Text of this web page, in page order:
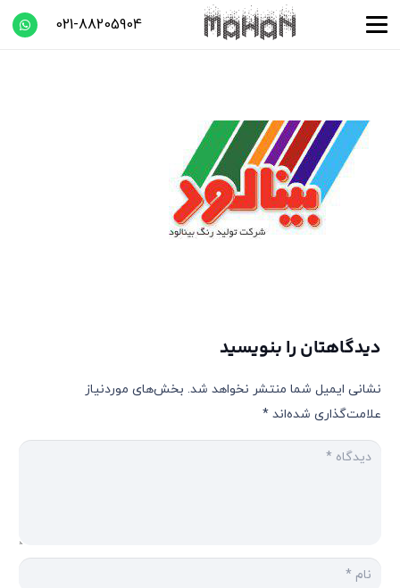
021-88205904
دیدگاهتان را بنویسید
نشانی ایمیل شما منتشر نخواهد شد. بخش‌های موردنیاز
علامت‌گذاری شده‌اند *